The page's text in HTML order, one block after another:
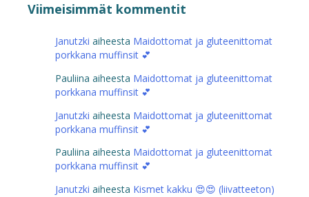
Viimeisimmät kommentit
Janutzki aiheesta Maidottomat ja gluteenittomat
porkkana muffinsit 💕
Pauliina aiheesta Maidottomat ja gluteenittomat
porkkana muffinsit 💕
Janutzki aiheesta Maidottomat ja gluteenittomat
porkkana muffinsit 💕
Pauliina aiheesta Maidottomat ja gluteenittomat
porkkana muffinsit 💕
Janutzki aiheesta Kismet kakku 😍😍 (liivatteeton)